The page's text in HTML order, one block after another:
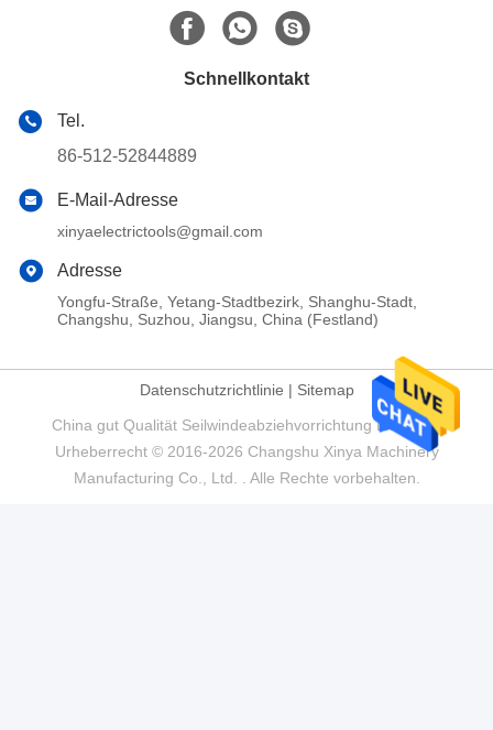
Schnellkontakt
Tel.
86-512-52844889
E-Mail-Adresse
xinyaelectrictools@gmail.com
Adresse
Yongfu-Straße, Yetang-Stadtbezirk, Shanghu-Stadt,
Changshu, Suzhou, Jiangsu, China (Festland)
Datenschutzrichtlinie | Sitemap
China gut Qualität Seilwindeabziehvorrichtung Lieferant.
Urheberrecht © 2016-2026 Changshu Xinya Machinery
Manufacturing Co., Ltd. . Alle Rechte vorbehalten.